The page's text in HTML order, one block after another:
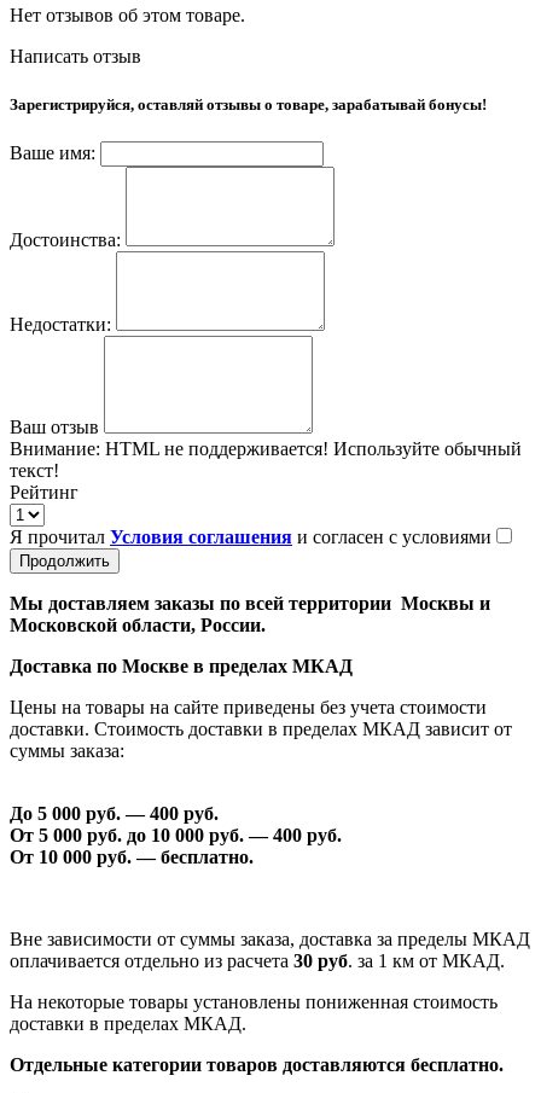
Нет отзывов об этом товаре.
Написать отзыв
Зарегистрируйся, оставляй отзывы о товаре, зарабатывай бонусы!
Ваше имя:
Достоинства:
Недостатки:
Ваш отзыв
Внимание: HTML не поддерживается! Используйте обычный
текст!
Рейтинг
Я прочитал Условия соглашения и согласен с условиями
Продолжить
Мы доставляем заказы по всей территории Москвы и
Московской области, России.
Доставка по Москве в пределах МКАД
Цены на товары на сайте приведены без учета стоимости
доставки. Стоимость доставки в пределах МКАД зависит от
суммы заказа:
До 5 000 руб. —400 руб.
От 5 000 руб. до 10 000 руб. —400 руб.
От 10 000 руб. — бесплатно.
Вне зависимости от суммы заказа, доставка за пределы МКАД
оплачивается отдельно из расчета 30 руб. за 1 км от МКАД.
На некоторые товары установлены пониженная стоимость
доставки в пределах МКАД.
Отдельные категории товаров доставляются бесплатно.